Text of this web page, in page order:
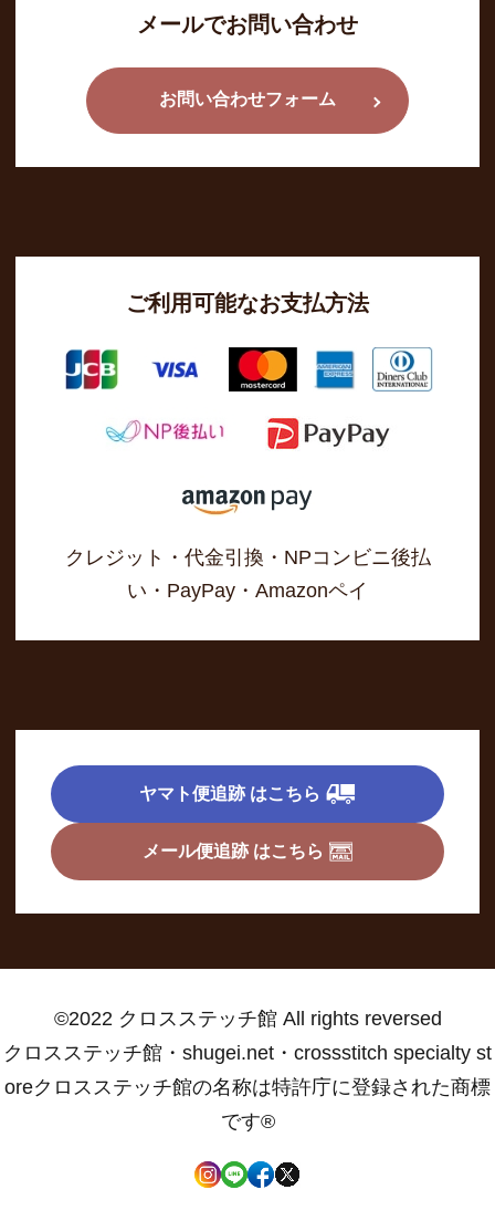
メールでお問い合わせ
お問い合わせフォーム
ご利用可能なお支払方法
クレジット・代金引換・NPコンビニ後払
い・PayPay・Amazonペイ
ヤマト便追跡 はこちら
メール便追跡 はこちら
©2022 クロスステッチ館 All rights reversed
クロスステッチ館・shugei.net・crossstitch specialty st
oreクロスステッチ館の名称は特許庁に登録された商標
です®